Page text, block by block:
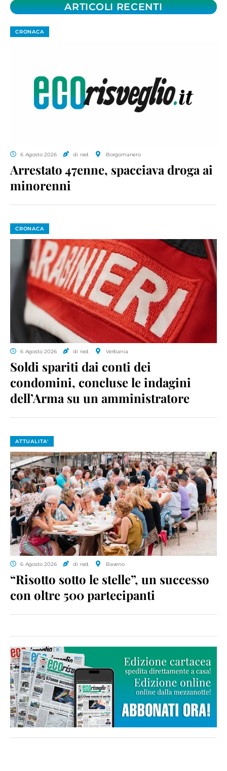
ARTICOLI RECENTI
CRONACA
6 Agosto 2026 di red. Borgomanero
Arrestato 47enne, spacciava droga ai
minorenni
CRONACA
6 Agosto 2026 di red. Verbania
Soldi spariti dai conti dei
condomini, concluse le indagini
dell’Arma su un amministratore
ATTUALITA'
6 Agosto 2026 di red. Baveno
“Risotto sotto le stelle”, un successo
con oltre 500 partecipanti